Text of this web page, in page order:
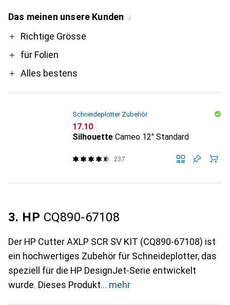
Das meinen unsere Kunden i
ProRichtige Grösse
für Folien
Alles bestens
Schneideplotter Zubehör
CHF
17.10
Silhouette Cameo 12" Standard
237
3. HP CQ890-67108
Der HP Cutter AXLP SCR SV KIT (CQ890-67108) ist
ein hochwertiges Zubehör für Schneideplotter, das
speziell für die HP DesignJet-Serie entwickelt
wurde. Dieses Produkt
mehr